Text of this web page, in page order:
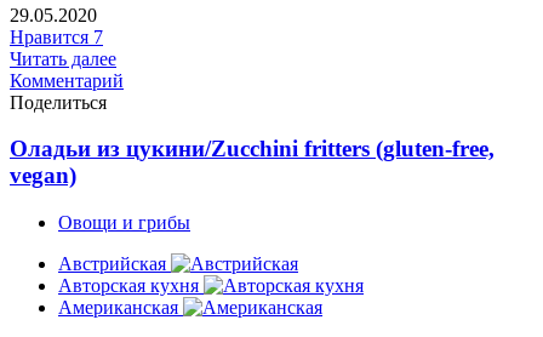
29.05.2020
Нравится 7
Читать далее
Комментарий
Поделиться
Оладьи из цукини/Zucchini fritters (gluten-free,
vegan)
Овощи и грибы
Австрийская
Авторская кухня
Американская